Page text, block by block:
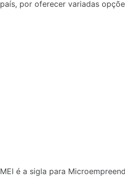
país, por oferecer variadas
MEI é a sigla para